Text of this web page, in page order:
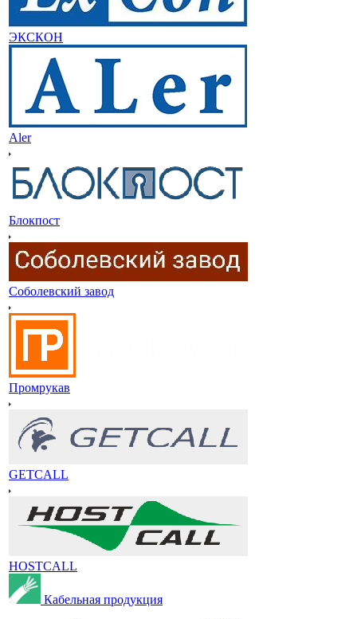
ЭКСКОН
Aler
Блокпост
Соболевский завод
Промрукав
GETCALL
HOSTCALL
Кабельная продукция